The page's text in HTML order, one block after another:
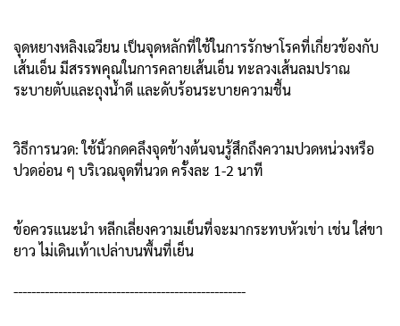
จุดหยางหลิงเฉวียน เป็นจุดหลักที่ใช้ในการรักษาโรคที่เกี่ยวข้องกับ
เส้นเอ็น มีสรรพคุณในการคลายเส้นเอ็น ทะลวงเส้นลมปราณ
ระบายตับและถุงน้ำดี และดับร้อนระบายความชื้น
วิธีการนวด: ใช้นิ้วกดคลึงจุดข้างต้นจนรู้สึกถึงความปวดหน่วงหรือ
ปวดอ่อน ๆ บริเวณจุดที่นวด ครั้งละ 1-2 นาที
ข้อควรแนะนำ หลีกเลี่ยงความเย็นที่จะมากระทบหัวเข่า เช่น ใส่ขา
ยาว ไม่เดินเท้าเปล่าบนพื้นที่เย็น
----------------------------------------------------